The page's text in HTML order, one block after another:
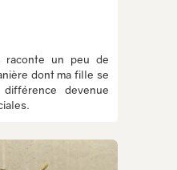
raconte un peu de
dont ma fille se
devenue